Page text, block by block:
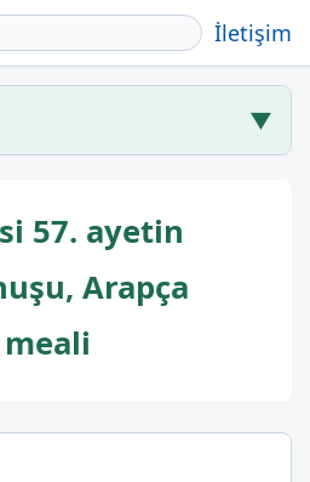
İletişim
▼
57. ayetin
Arapça